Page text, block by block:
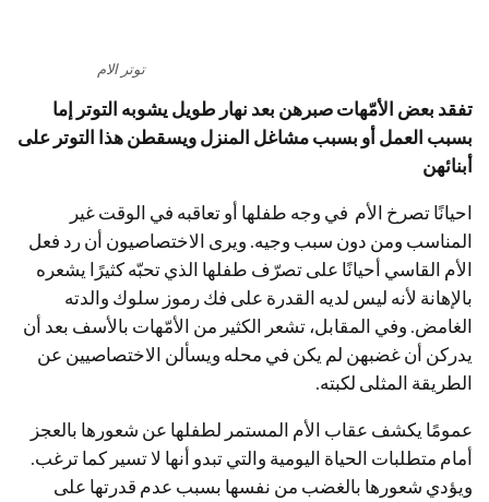
توتر الام
تفقد بعض الأمّهات صبرهن بعد نهار طويل يشوبه التوتر إما
بسبب العمل أو بسبب مشاغل المنزل ويسقطن هذا التوتر على
أبنائهن
احيانًا تصرخ الأم في وجه طفلها أو تعاقبه في الوقت غير
المناسب ومن دون سبب وجيه. ويرى الاختصاصيون أن رد فعل
الأم القاسي أحيانًا على تصرّف طفلها الذي تحبّه كثيرًا يشعره
بالإهانة لأنه ليس لديه القدرة على فك رموز سلوك والدته
الغامض. وفي المقابل، تشعر الكثير من الأمّهات بالأسف بعد أن
يدركن أن غضبهن لم يكن في محله ويسألن الاختصاصيين عن
الطريقة المثلى لكبته.
عمومًا يكشف عقاب الأم المستمر لطفلها عن شعورها بالعجز
أمام متطلبات الحياة اليومية والتي تبدو أنها لا تسير كما ترغب.
ويؤدي شعورها بالغضب من نفسها بسبب عدم قدرتها على